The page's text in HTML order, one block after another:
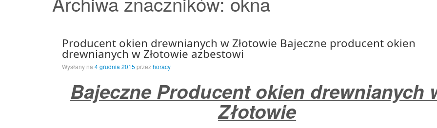
Producent okien drewnianych w Złotowie Bajeczne producent okien
drewnianych w Złotowie azbestowi
Wysłany na 4 grudnia 2015 przezhoracy
Bajeczne Producent okien drewnianych
Złotowie